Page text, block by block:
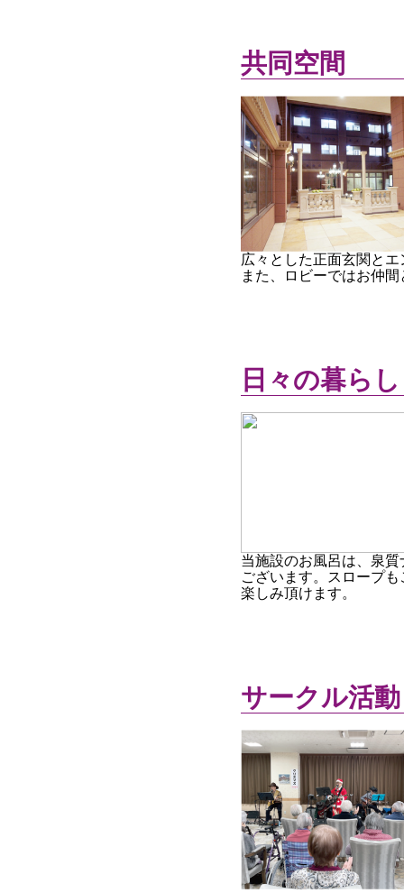
共同空間
広々とした正面玄関と
また、ロビーではお仲
日々の暮らし
当施設のお風呂は、泉
ございます。スロープ
楽しみ頂けます。
サークル活